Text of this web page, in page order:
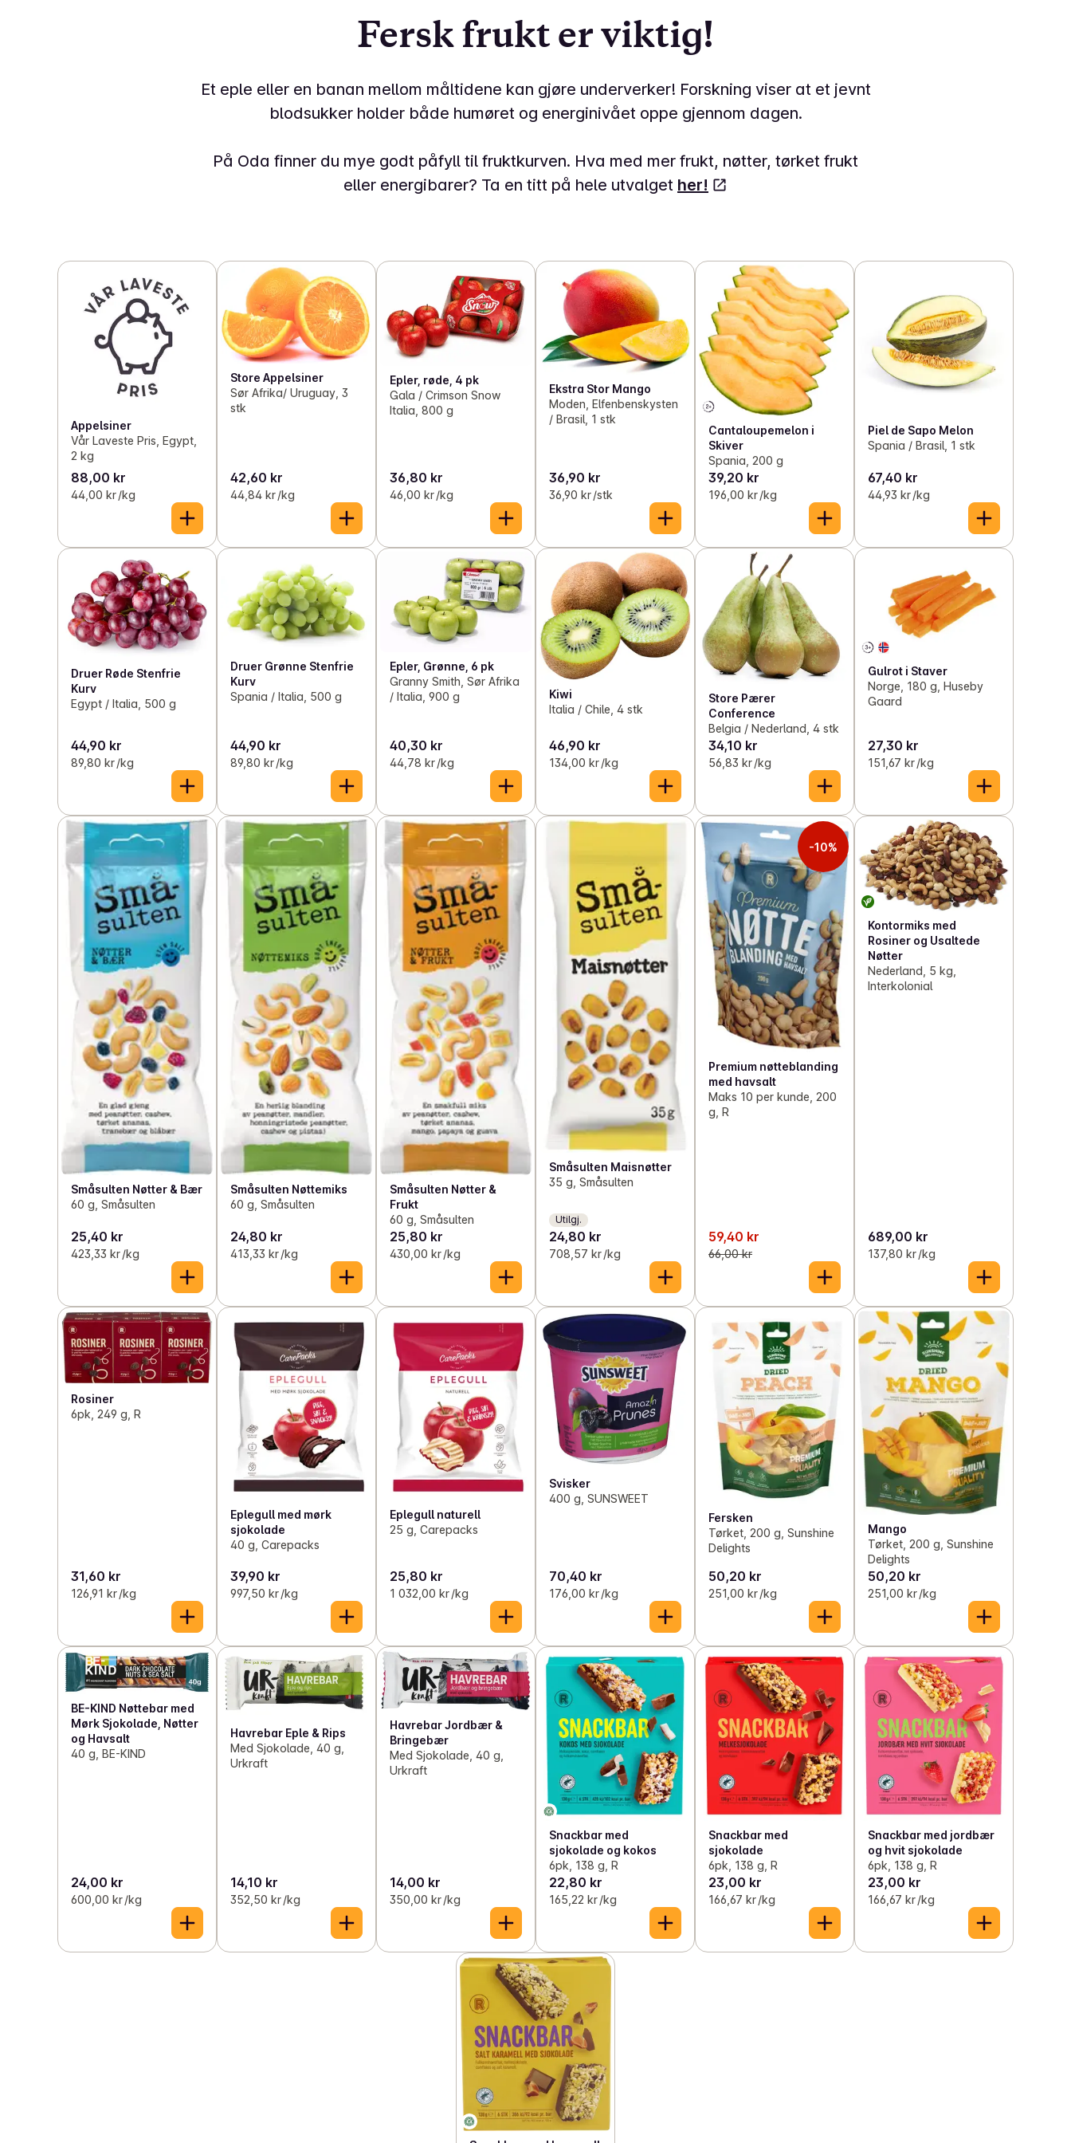
Fersk frukt er viktig!
Et eple eller en banan mellom måltidene kan gjøre underverker! Forskning viser at et jevnt
blodsukker holder både humøret og energinivået oppe gjennom dagen.
På Oda finner du mye godt påfyll til fruktkurven. Hva med mer frukt, nøtter, tørket frukt
eller energibarer? Ta en titt på hele utvalget her!
Appelsiner
Vår Laveste Pris, Egypt,
2 kg
88,00 kr
44,00 kr /kg
Store Appelsiner
Sør Afrika/ Uruguay, 3
stk
42,60 kr
44,84 kr /kg
Epler, røde, 4 pk
Gala / Crimson Snow
Italia, 800 g
36,80 kr
46,00 kr /kg
Ekstra Stor Mango
Moden, Elfenbenskysten
/ Brasil, 1 stk
36,90 kr
36,90 kr /stk
Cantaloupemelon i
Skiver
Spania, 200 g
39,20 kr
196,00 kr /kg
Piel de Sapo Melon
Spania / Brasil, 1 stk
67,40 kr
44,93 kr /kg
Druer Røde Stenfrie
Kurv
Egypt / Italia, 500 g
44,90 kr
89,80 kr /kg
Druer Grønne Stenfrie
Kurv
Spania / Italia, 500 g
44,90 kr
89,80 kr /kg
Epler, Grønne, 6 pk
Granny Smith, Sør Afrika
/ Italia, 900 g
40,30 kr
44,78 kr /kg
Kiwi
Italia / Chile, 4 stk
46,90 kr
134,00 kr /kg
Store Pærer
Conference
Belgia / Nederland, 4 stk
34,10 kr
56,83 kr /kg
Gulrot i Staver
Norge, 180 g, Huseby
Gaard
27,30 kr
151,67 kr /kg
Småsulten Nøtter & Bær
60 g, Småsulten
25,40 kr
423,33 kr /kg
Småsulten Nøttemiks
60 g, Småsulten
24,80 kr
413,33 kr /kg
Småsulten Nøtter &
Frukt
60 g, Småsulten
25,80 kr
430,00 kr /kg
Småsulten Maisnøtter
35 g, Småsulten
Utilgj.
24,80 kr
708,57 kr /kg
-10%
Premium nøtteblanding
med havsalt
Maks 10 per kunde, 200
g, R
59,40 kr
66,00 kr
Kontormiks med
Rosiner og Usaltede
Nøtter
Nederland, 5 kg,
Interkolonial
689,00 kr
137,80 kr /kg
Rosiner
6pk, 249 g, R
31,60 kr
126,91 kr /kg
Eplegull med mørk
sjokolade
40 g, Carepacks
39,90 kr
997,50 kr /kg
Eplegull naturell
25 g, Carepacks
25,80 kr
1 032,00 kr /kg
Svisker
400 g, SUNSWEET
70,40 kr
176,00 kr /kg
Fersken
Tørket, 200 g, Sunshine
Delights
50,20 kr
251,00 kr /kg
Mango
Tørket, 200 g, Sunshine
Delights
50,20 kr
251,00 kr /kg
BE-KIND Nøttebar med
Mørk Sjokolade, Nøtter
og Havsalt
40 g, BE-KIND
24,00 kr
600,00 kr /kg
Havrebar Eple & Rips
Med Sjokolade, 40 g,
Urkraft
14,10 kr
352,50 kr /kg
Havrebar Jordbær &
Bringebær
Med Sjokolade, 40 g,
Urkraft
14,00 kr
350,00 kr /kg
Snackbar med
sjokolade og kokos
6pk, 138 g, R
22,80 kr
165,22 kr /kg
Snackbar med
sjokolade
6pk, 138 g, R
23,00 kr
166,67 kr /kg
Snackbar med jordbær
og hvit sjokolade
6pk, 138 g, R
23,00 kr
166,67 kr /kg